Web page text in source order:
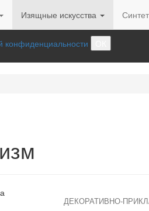
Изящные искусства
конфиденциальности
ДЕКОРАТИВНО-